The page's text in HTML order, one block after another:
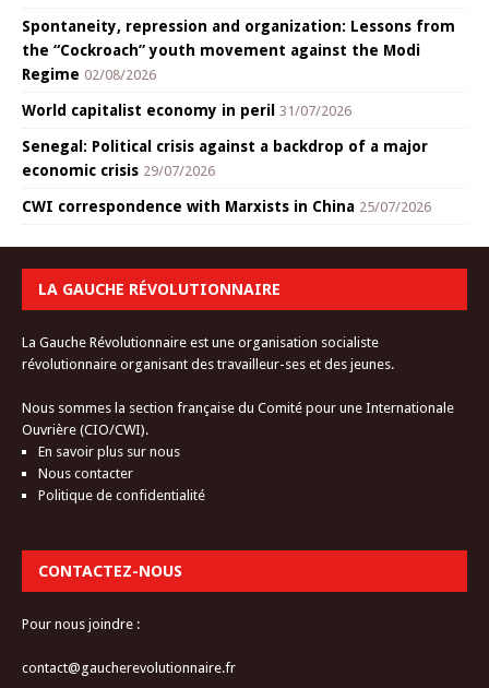
Spontaneity, repression and organization: Lessons from
the “Cockroach” youth movement against the Modi
Regime 02/08/2026
World capitalist economy in peril 31/07/2026
Senegal: Political crisis against a backdrop of a major
economic crisis 29/07/2026
CWI correspondence with Marxists in China 25/07/2026
LA GAUCHE RÉVOLUTIONNAIRE
La Gauche Révolutionnaire est une organisation socialiste
révolutionnaire organisant des travailleur-ses et des jeunes.
Nous sommes la section française du Comité pour une Internationale
Ouvrière (CIO/CWI).
En savoir plus sur nous
Nous contacter
Politique de confidentialité
CONTACTEZ-NOUS
Pour nous joindre :
contact@gaucherevolutionnaire.fr